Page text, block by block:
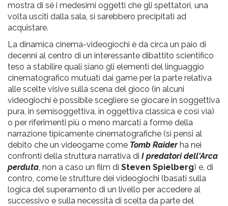
mostra di sé i medesimi oggetti che gli spettatori, una
volta usciti dalla sala, si sarebbero precipitati ad
acquistare.
La dinamica cinema-videogiochi è da circa un paio di
decenni al centro di un interessante dibattito scientifico
teso a stabilire quali siano gli elementi del linguaggio
cinematografico mutuati dai game per la parte relativa
alle scelte visive sulla scena del gioco (in alcuni
videogiochi è possibile scegliere se giocare in soggettiva
pura, in semisoggettiva, in oggettiva classica e così via)
o per riferimenti più o meno marcati a forme della
narrazione tipicamente cinematografiche (si pensi al
debito che un videogame come Tomb Raiderha nei
confronti della struttura narrativa di I predatori dell'Arca
perduta, non a caso un film di Steven Spielberg) e, di
contro, come le strutture dei videogiochi (basati sulla
logica del superamento di un livello per accedere al
successivo e sulla necessità di scelta da parte del